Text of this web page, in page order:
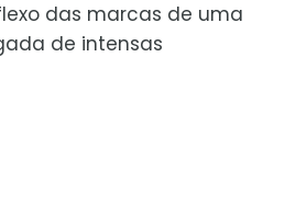
das marcas de uma
de intensas